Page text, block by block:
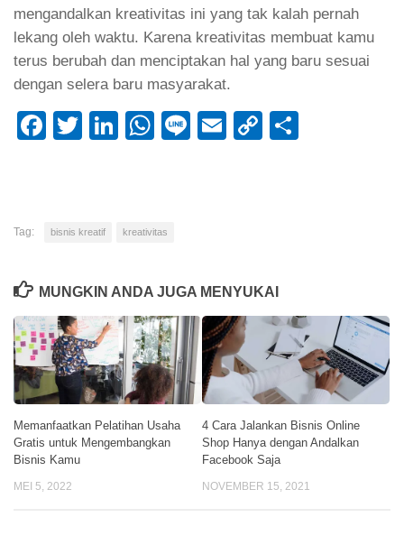
mengandalkan kreativitas ini yang tak kalah pernah
lekang oleh waktu. Karena kreativitas membuat kamu
terus berubah dan menciptakan hal yang baru sesuai
dengan selera baru masyarakat.
Facebook
Twitter
LinkedIn
WhatsApp
LineEmailCopy
Tag: bisnis kreatif kreativitas
MUNGKIN ANDA JUGA MENYUKAI
Memanfaatkan Pelatihan Usaha
Gratis untuk Mengembangkan
Bisnis Kamu
MEI 5, 2022
4 Cara Jalankan Bisnis Online
Shop Hanya dengan Andalkan
Facebook Saja
NOVEMBER 15, 2021